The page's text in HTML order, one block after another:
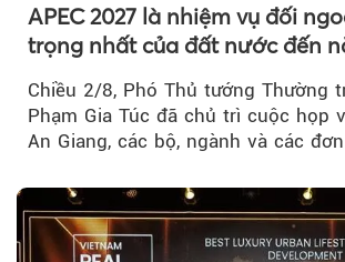
APEC 2027 là nhiệm vụ đối
trọng nhất của đất nước đến
Chiều 2/8, Phó Thủ tướng Thường
Phạm Gia Túc đã chủ trì cuộc họp
An Giang, các bộ, ngành và các